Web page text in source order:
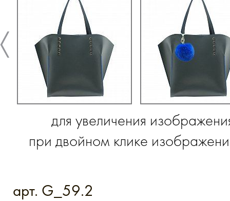
для увеличения
при двойном клике
арт. G_59.2